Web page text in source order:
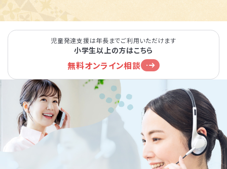
児童発達支援は年長までご利用いただけます
小学生以上の方はこちら
無料オンライン相談